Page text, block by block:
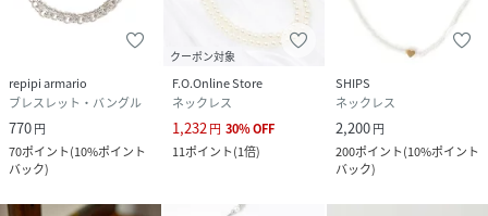
repipi armario
ブレスレット・バングル
770円
70ポイント(10%ポイント
バック)
クーポン対象
F.O.Online Store
ネックレス
1,232円 30%OFF
11ポイント(1倍)
SHIPS
ネックレス
2,200円
200ポイント(10%ポイント
バック)